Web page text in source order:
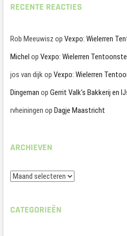
RECENTE REACTIES
Rob Meeuwisz op Vexpo: Wielerren
Michel op Vexpo: Wielerren
jos van dijkop Vexpo: Wielerren
Dingeman op Gerrit Valk’s Bakkerij en
rvheiningen op Dagje Maastricht
ARCHIEVEN
Archieven
CATEGORIEËN